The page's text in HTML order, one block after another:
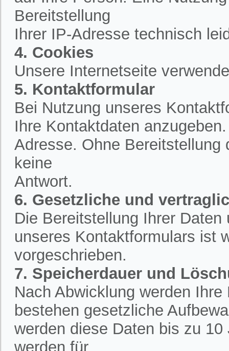
Bereitstellung
Ihrer IP-Adresse technisch
4. Cookies
Unsere Internetseite
5. Kontaktformular
Bei Nutzung unseres
Ihre Kontaktdaten
Adresse. Ohne Bereitstellung
keine
Antwort.
6. Gesetzliche und
Die Bereitstellung Ihrer
unseres Kontaktformulars ist
vorgeschrieben.
7. Speicherdauer und
Nach Abwicklung werden
bestehen gesetzliche
werden diese Daten bis zu
werden für